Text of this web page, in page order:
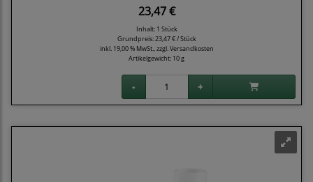
23,47 €
Inhalt: 1 Stück
Grundpreis: 23,47 € / Stück
inkl. 19,00 % MwSt., zzgl. Versandkosten
Artikelgewicht: 10 g